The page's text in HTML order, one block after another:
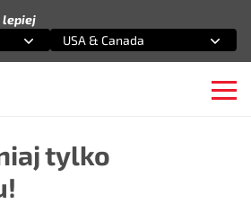
lepiej
USA & Canada
tylko